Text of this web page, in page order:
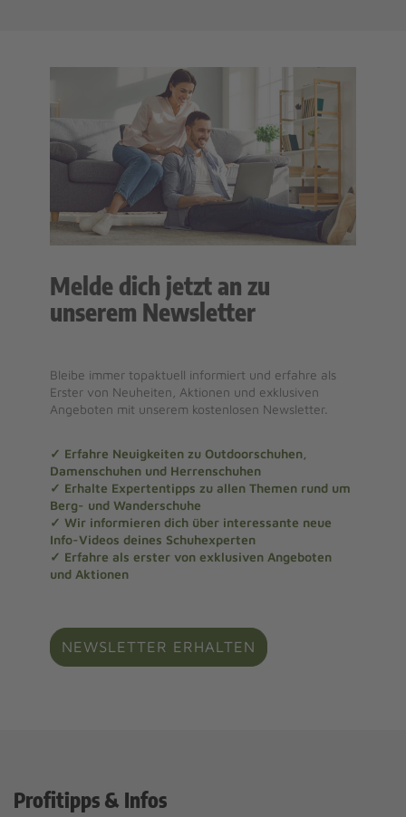
Melde dich jetzt an zu
unserem Newsletter
Bleibe immer topaktuell informiert und erfahre als
Erster von Neuheiten, Aktionen und exklusiven
Angeboten mit unserem kostenlosen Newsletter.
✓ Erfahre Neuigkeiten zu Outdoorschuhen,
Damenschuhen und Herrenschuhen
✓ Erhalte Expertentipps zu allen Themen rund um
Berg- und Wanderschuhe
✓ Wir informieren dich über interessante neue
Info-Videos deines Schuhexperten
✓ Erfahre als erster von exklusiven Angeboten
und Aktionen
NEWSLETTER ERHALTEN
Profitipps & Infos